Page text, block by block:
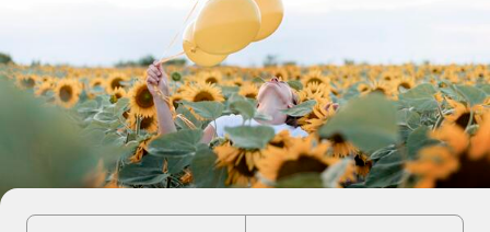
Starta studiecirkel
Cirkelledare
Nyheter